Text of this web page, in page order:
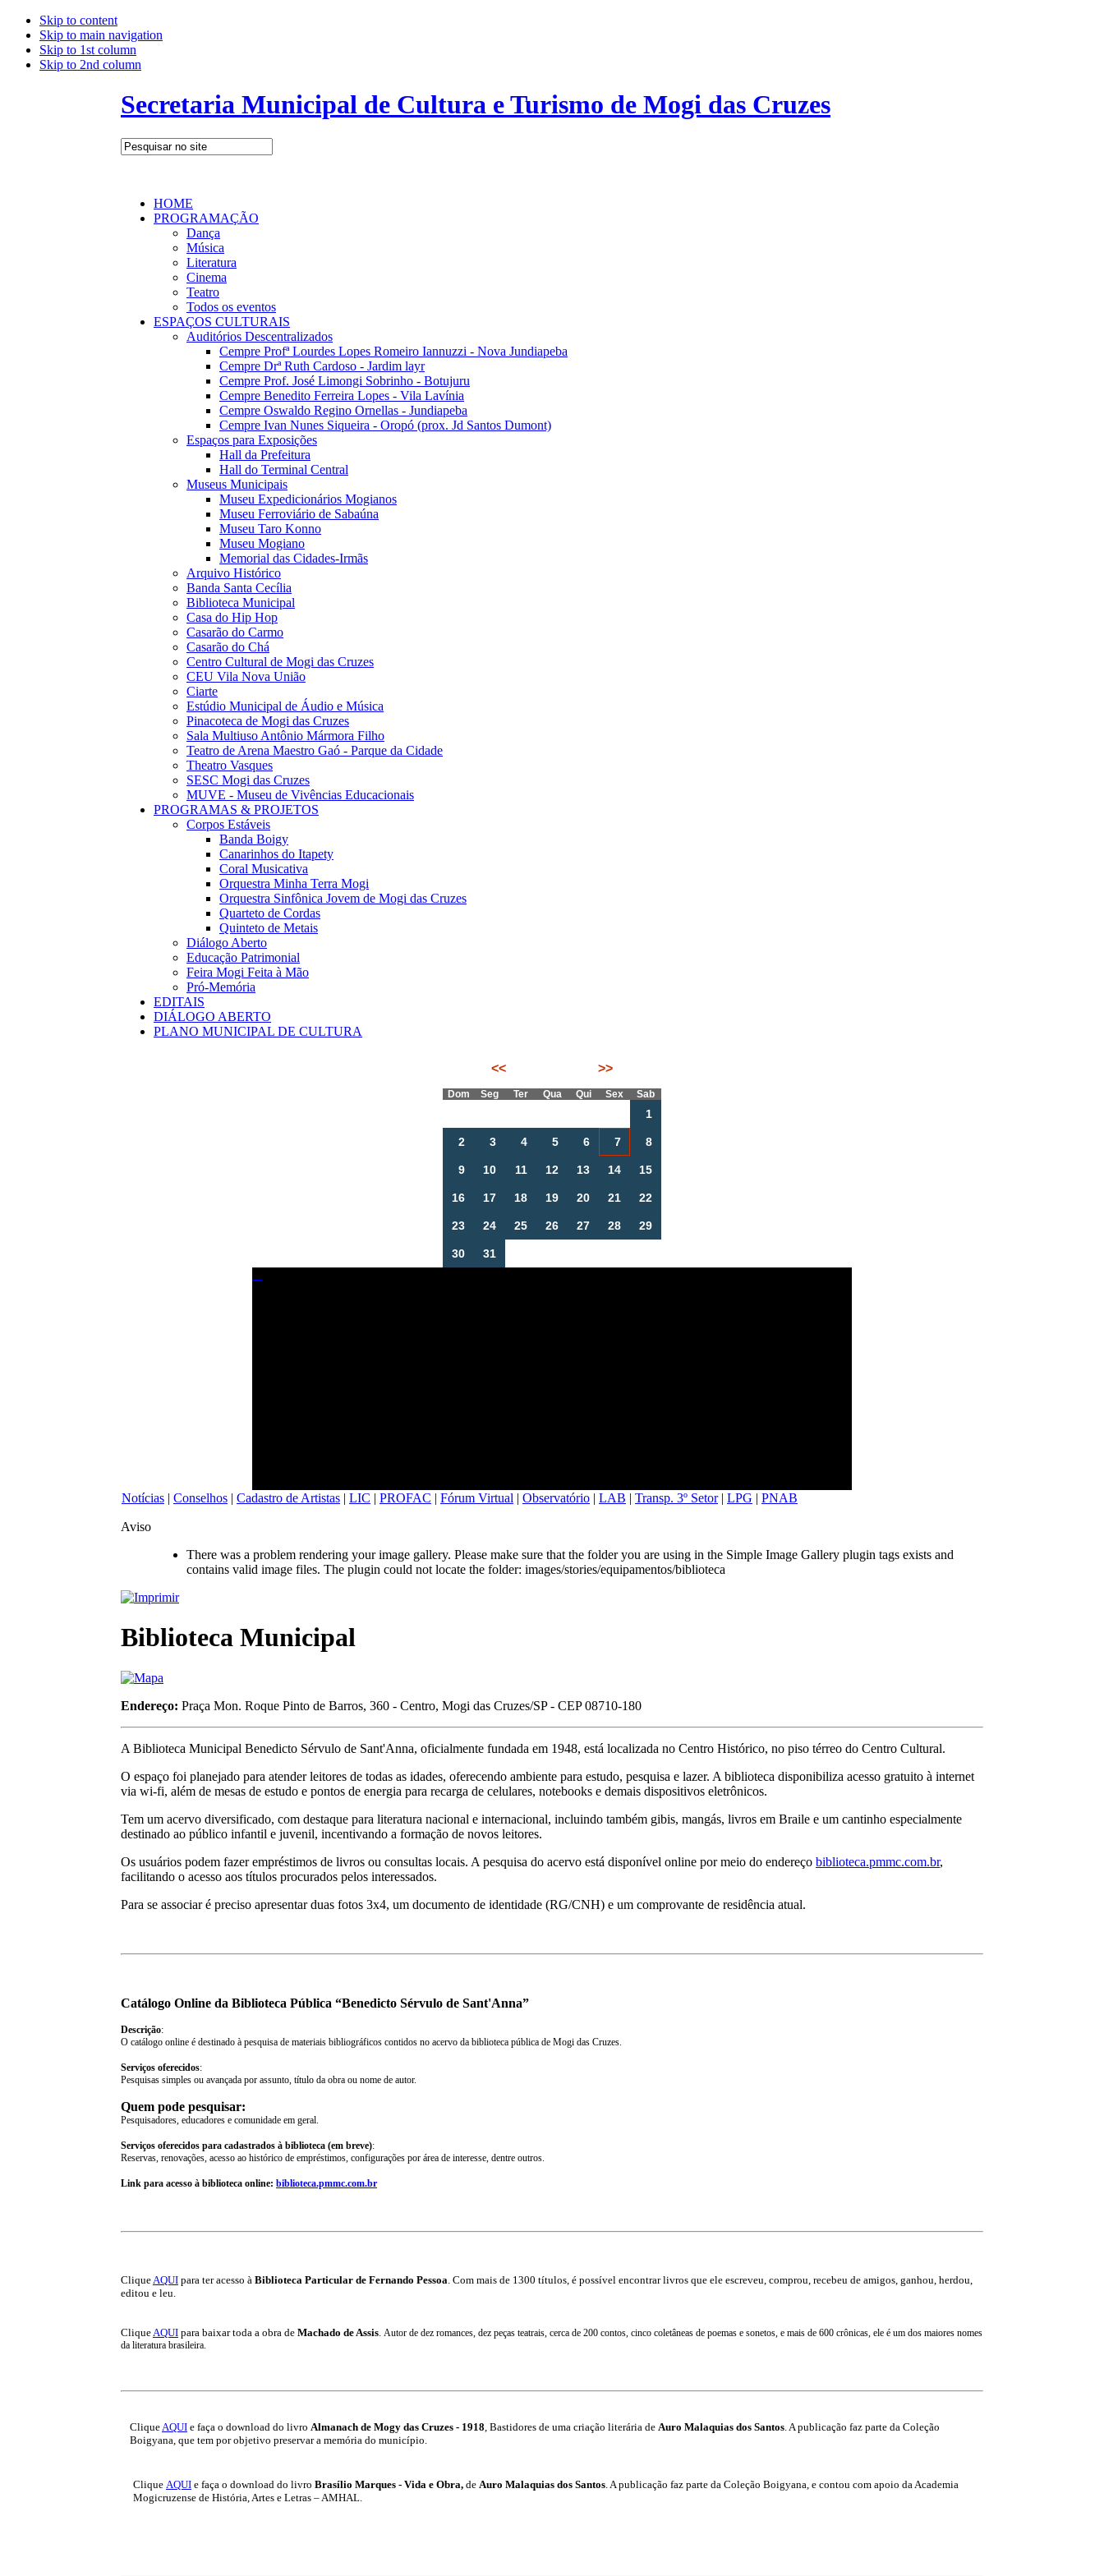
Skip to content
Skip to main navigation
Skip to 1st column
Skip to 2nd column
Secretaria Municipal de Cultura e Turismo de Mogi das Cruzes
HOME
PROGRAMAÇÃO
Dança
Música
Literatura
Cinema
Teatro
Todos os eventos
ESPAÇOS CULTURAIS
Auditórios Descentralizados
Cempre Profª Lourdes Lopes Romeiro Iannuzzi - Nova Jundiapeba
Cempre Drª Ruth Cardoso - Jardim layr
Cempre Prof. José Limongi Sobrinho - Botujuru
Cempre Benedito Ferreira Lopes - Vila Lavínia
Cempre Oswaldo Regino Ornellas - Jundiapeba
Cempre Ivan Nunes Siqueira - Oropó (prox. Jd Santos Dumont)
Espaços para Exposições
Hall da Prefeitura
Hall do Terminal Central
Museus Municipais
Museu Expedicionários Mogianos
Museu Ferroviário de Sabaúna
Museu Taro Konno
Museu Mogiano
Memorial das Cidades-Irmãs
Arquivo Histórico
Banda Santa Cecília
Biblioteca Municipal
Casa do Hip Hop
Casarão do Carmo
Casarão do Chá
Centro Cultural de Mogi das Cruzes
CEU Vila Nova União
Ciarte
Estúdio Municipal de Áudio e Música
Pinacoteca de Mogi das Cruzes
Sala Multiuso Antônio Mármora Filho
Teatro de Arena Maestro Gaó - Parque da Cidade
Theatro Vasques
SESC Mogi das Cruzes
MUVE - Museu de Vivências Educacionais
PROGRAMAS & PROJETOS
Corpos Estáveis
Banda Boigy
Canarinhos do Itapety
Coral Musicativa
Orquestra Minha Terra Mogi
Orquestra Sinfônica Jovem de Mogi das Cruzes
Quarteto de Cordas
Quinteto de Metais
Diálogo Aberto
Educação Patrimonial
Feira Mogi Feita à Mão
Pró-Memória
EDITAIS
DIÁLOGO ABERTO
PLANO MUNICIPAL DE CULTURA
<< >>
Dom Seg Ter Qua Qui Sex Sab
1
2 3 4 5 6 7 8
9 10 11 12 13 14 15
16 17 18 19 20 21 22
23 24 25 26 27 28 29
30 31
Notícias | Conselhos | Cadastro de Artistas | LIC | PROFAC | Fórum Virtual | Observatório | LAB | Transp. 3º Setor| LPG | PNAB
Aviso
There was a problem rendering your image gallery. Please make sure that the folder you are using in the Simple Image Gallery plugin tags exists and
contains valid image files. The plugin could not locate the folder: images/stories/equipamentos/biblioteca
Biblioteca Municipal
Endereço: Praça Mon. Roque Pinto de Barros, 360 - Centro, Mogi das Cruzes/SP - CEP 08710-180
A Biblioteca Municipal Benedicto Sérvulo de Sant'Anna, oficialmente fundada em 1948, está localizada no Centro Histórico, no piso térreo do Centro Cultural.
O espaço foi planejado para atender leitores de todas as idades, oferecendo ambiente para estudo, pesquisa e lazer. A biblioteca disponibiliza acesso gratuito à internet
via wi-fi, além de mesas de estudo e pontos de energia para recarga de celulares, notebooks e demais dispositivos eletrônicos.
Tem um acervo diversificado, com destaque para literatura nacional e internacional, incluindo também gibis, mangás, livros em Braile e um cantinho especialmente
destinado ao público infantil e juvenil, incentivando a formação de novos leitores.
Os usuários podem fazer empréstimos de livros ou consultas locais. A pesquisa do acervo está disponível online por meio do endereço biblioteca.pmmc.com.br,
facilitando o acesso aos títulos procurados pelos interessados.
Para se associar é preciso apresentar duas fotos 3x4, um documento de identidade (RG/CNH) e um comprovante de residência atual.
Catálogo Online da Biblioteca Pública “Benedicto Sérvulo de Sant'Anna”
Descrição:
O catálogo online é destinado à pesquisa de materiais bibliográficos contidos no acervo da biblioteca pública de Mogi das Cruzes.
Serviços oferecidos:
Pesquisas simples ou avançada por assunto, título da obra ou nome de autor.
Quem pode pesquisar:
Pesquisadores, educadores e comunidade em geral.
Serviços oferecidos para cadastrados à biblioteca (em breve):
Reservas, renovações, acesso ao histórico de empréstimos, configurações por área de interesse, dentre outros.
Link para acesso à biblioteca online: biblioteca.pmmc.com.br
Clique AQUI para ter acesso à Biblioteca Particular de Fernando Pessoa . Com mais de 1300 títulos, é possível encontrarlivros que ele escreveu, comprou, recebeu de amigos, ganhou, herdou,
editou e leu.
Clique AQUI para baixar toda a obra de Machado de Assis Autor de dez romances, dez peças teatrais, cerca de 200 contos, cinco coletâneas de poemas e sonetos, e mais de 600 crônicas, ele é um dos maiores nomes
da literatura brasileira.
Clique AQUI e faça o download do livro Almanach de Mogy das Cruzes - 1918 , Bastidores de uma criação literária de Auro Malaquias dos Santos . A publicação faz parte da Coleção
Boigyana, que tem por objetivo preservar a memória do município.
Clique AQUI e faça o download do livro Brasílio Marques - Vida e Obra, de Auro Malaquias dos Santos . A publicação faz parte da Coleção Boigyana, e contou com apoio da Academia
Mogicruzense de História, Artes e Letras – AMHAL.